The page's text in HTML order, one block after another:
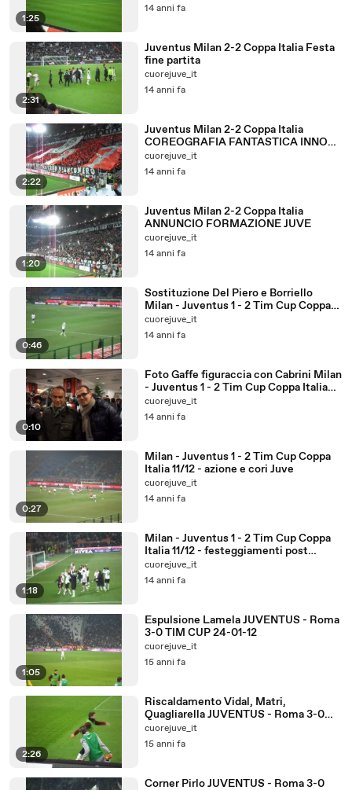
1:25
14 anni fa
2:31
Juventus Milan 2-2 Coppa Italia Festa
fine partita
cuorejuve_it
14 anni fa
2:22
Juventus Milan 2-2 Coppa Italia
COREOGRAFIA FANTASTICA INNO
JUVE
cuorejuve_it
14 anni fa
1:20
Juventus Milan 2-2 Coppa Italia
ANNUNCIO FORMAZIONE JUVE
cuorejuve_it
14 anni fa
0:46
Sostituzione Del Piero e Borriello
Milan - Juventus 1 - 2 Tim Cup Coppa
Italia 11/12
cuorejuve_it
14 anni fa
0:10
Foto Gaffe figuraccia con Cabrini Milan
- Juventus 1 - 2 Tim Cup Coppa Italia
11/12
cuorejuve_it
14 anni fa
0:27
Milan - Juventus 1 - 2 Tim Cup Coppa
Italia 11/12 - azione e cori Juve
cuorejuve_it
14 anni fa
1:18
Milan - Juventus 1 - 2 Tim Cup Coppa
Italia 11/12 - festeggiamenti post
partita e rissa Chiellini
cuorejuve_it
14 anni fa
1:05
Espulsione Lamela JUVENTUS - Roma
3-0 TIM CUP 24-01-12
cuorejuve_it
15 anni fa
2:26
Riscaldamento Vidal, Matri,
Quagliarella JUVENTUS - Roma 3-0
TIM CUP 24-01-12
cuorejuve_it
15 anni fa
Corner Pirlo JUVENTUS - Roma 3-0